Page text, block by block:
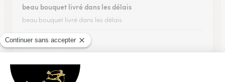
beau bouquet livré dans les délais
beau bouquet livré dans les délais
25/07/2026
★ ★ ★